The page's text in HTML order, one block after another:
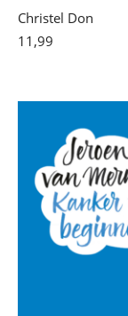
Christel Don
11 ,99